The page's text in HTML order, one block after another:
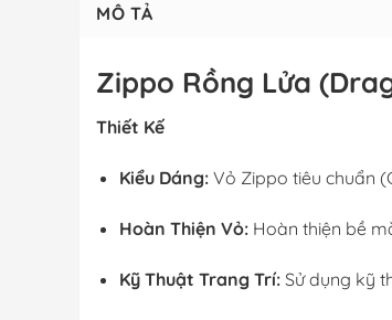
MÔ TẢ
Zippo Rồng Lửa
Thiết Kế
Kiểu Dáng:Vỏ Zippo tiêu chuẩn
Hoàn Thiện Vỏ:Hoàn thiện bề
Kỹ Thuật Trang Trí:Sử dụng kỹ